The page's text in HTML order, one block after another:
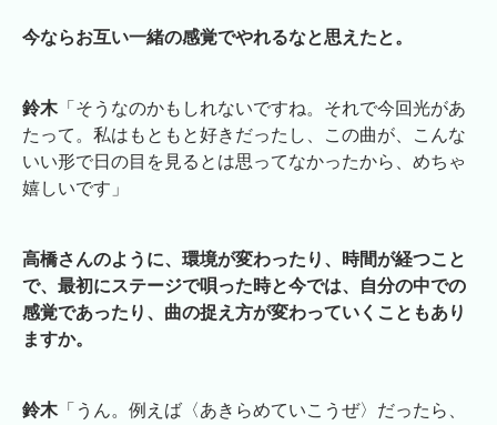
今ならお互い一緒の感覚でやれるなと思えたと。
鈴木「そうなのかもしれないですね。それで今回光があ
たって。私はもともと好きだったし、この曲が、こんな
いい形で日の目を見るとは思ってなかったから、めちゃ
嬉しいです」
高橋さんのように、環境が変わったり、時間が経つこと
で、最初にステージで唄った時と今では、自分の中での
感覚であったり、曲の捉え方が変わっていくこともあり
ますか。
鈴木「うん。例えば〈あきらめていこうぜ〉だったら、